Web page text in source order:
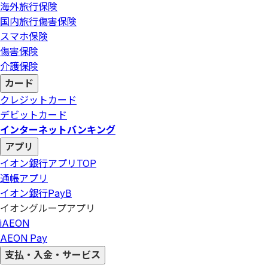
海外旅行保険
国内旅行傷害保険
スマホ保険
傷害保険
介護保険
カード
クレジットカード
デビットカード
インターネットバンキング
アプリ
イオン銀行アプリ TOP
通帳アプリ
イオン銀行PayB
イオングループアプリ
iAEON
AEON Pay
支払・入金・サービス